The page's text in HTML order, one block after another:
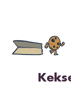
Jetzt
erste Bestellung.